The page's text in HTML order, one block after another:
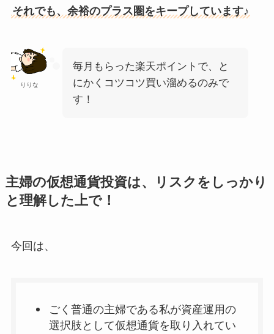
それでも、余裕のプラス圏をキープしています♪
りりな
毎月もらった楽天ポイントで、と
にかくコツコツ買い溜めるのみで
す！
主婦の仮想通貨投資は、リスクをしっかり
と理解した上で！
今回は、
ごく普通の主婦である私が資産運用の
選択肢として仮想通貨を取り入れてい